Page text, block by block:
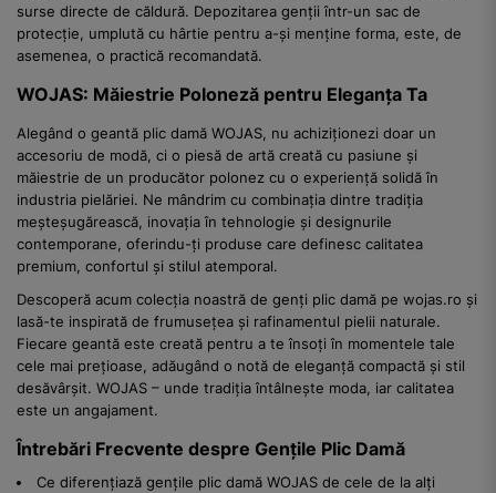
surse directe de căldură. Depozitarea genții într-un sac de
protecție, umplută cu hârtie pentru a-și menține forma, este, de
asemenea, o practică recomandată.
WOJAS: Măiestrie Poloneză pentru Eleganța Ta
Alegând o geantă plic damă WOJAS, nu achiziționezi doar un
accesoriu de modă, ci o piesă de artă creată cu pasiune și
măiestrie de un producător polonez cu o experiență solidă în
industria pielăriei. Ne mândrim cu combinația dintre tradiția
meșteșugărească, inovația în tehnologie și designurile
contemporane, oferindu-ți produse care definesc calitatea
premium, confortul și stilul atemporal.
Descoperă acum colecția noastră de genți plic damă pe wojas.ro și
lasă-te inspirată de frumusețea și rafinamentul pielii naturale.
Fiecare geantă este creată pentru a te însoți în momentele tale
cele mai prețioase, adăugând o notă de eleganță compactă și stil
desăvârșit. WOJAS – unde tradiția întâlnește moda, iar calitatea
este un angajament.
Întrebări Frecvente despre Gențile Plic Damă
Ce diferențiază gențile plic damă WOJAS de cele de la alți